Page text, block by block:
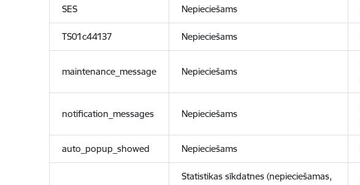
SES Nepieciešams
TS01c44137 Nepieciešams
maintenance_message Nepieciešams
notification_messages Nepieciešams
auto_popup_showed Nepieciešams
Statistikas sīkdatnes (nepieciešamas,